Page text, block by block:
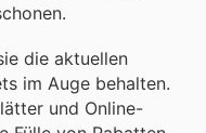
die aktuellen
im Auge behalten.
und Online-